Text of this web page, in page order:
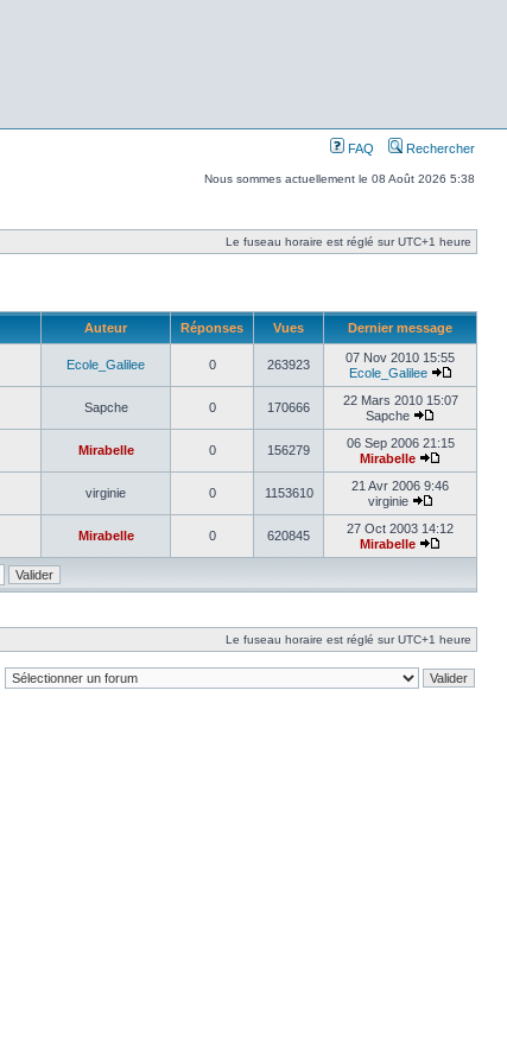
FAQ Rechercher
Nous sommes actuellement le 08 Août 2026 5:38
Le fuseau horaire est réglé sur UTC+1 heure
Auteur Réponses Vues Dernier message
Ecole_Galilee 0 263923
07 Nov 2010 15:55
Ecole_Galilee
Sapche 0 170666
22 Mars 2010 15:07
Sapche
Mirabelle 0 156279
06 Sep 2006 21:15
Mirabelle
virginie 0 1153610
21 Avr 2006 9:46
virginie
Mirabelle 0 620845
27 Oct 2003 14:12
Mirabelle
Le fuseau horaire est réglé sur UTC+1 heure